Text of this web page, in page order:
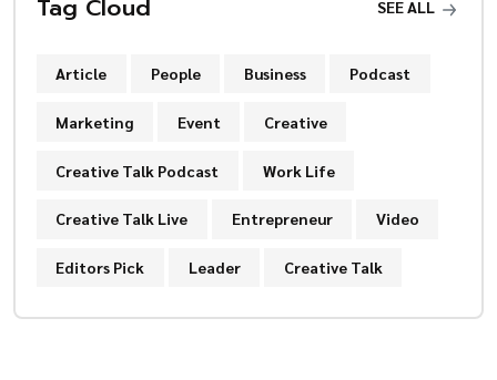
Tag Cloud SEE ALL
Article People Business Podcast
Marketing Event Creative
Creative Talk Podcast Work Life
Creative Talk Live Entrepreneur Video
Editors Pick Leader Creative Talk